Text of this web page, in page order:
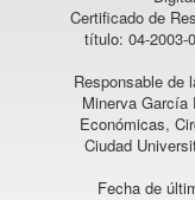
Certificado de
título: 04-2003-
Responsable de
Minerva
Económicas,
Ciudad
Fecha de